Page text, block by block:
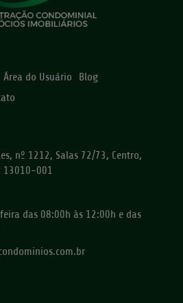
Área do Usuário
Blog
nº 1212, Salas 72/73, Centro,
13010-001
das 08:00h às 12:00h e das